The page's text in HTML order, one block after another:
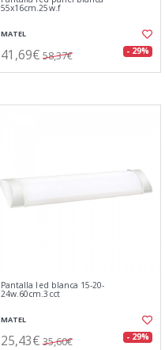
55x16cm.25w.f
MATEL
41,69€ 58,37€ - 29%
Pantalla led blanca 15-20-
24w.60cm.3cct
MATEL
25,43€ 35,60€ - 29%